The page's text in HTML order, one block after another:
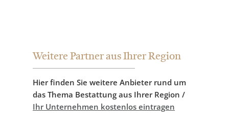
Weitere Partner aus Ihrer Region
Hier finden Sie weitere Anbieter rund um
das Thema Bestattung aus Ihrer Region /
Ihr Unternehmen kostenlos eintragen